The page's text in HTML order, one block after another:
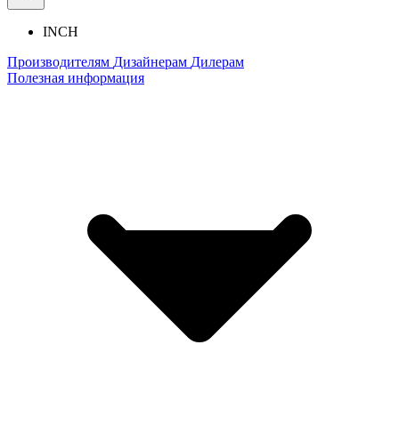
INCH
Производителям Дизайнерам Дилерам
Полезная информация